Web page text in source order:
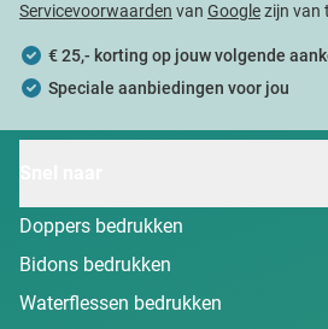
Servicevoorwaarden van Googlezijn van
€ 25,- korting op jouw volgende
Speciale aanbiedingen voor jou
Doppers bedrukken
Bidons bedrukken
Waterflessen bedrukken